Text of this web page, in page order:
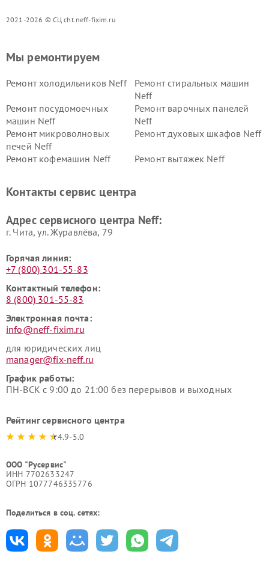
2021-2026 © СЦ cht.neff-fixim.ru
Мы ремонтируем
Ремонт холодильников Neff
Ремонт стиральных машин
Neff
Ремонт посудомоечных
машин Neff
Ремонт варочных панелей
Neff
Ремонт микроволновых
печей Neff
Ремонт духовых шкафов Neff
Ремонт кофемашин Neff Ремонт вытяжек Neff
Контакты сервис центра
Адрес сервисного центра Neff:
г. Чита, ул. Журавлёва, 79
Горячая линия:
+7 (800) 301-55-83
Контактный телефон:
8 (800) 301-55-83
Электронная почта:
info@neff-fixim.ru
для юридических лиц
manager@fix-neff.ru
График работы:
ПН-ВСК с 9:00 до 21:00 без перерывов и выходных
Рейтинг сервисного центра
4.9-5.0
ООО "Русервис"
ИНН 7702633247
ОГРН 1077746335776
Поделиться в соц. сетях: